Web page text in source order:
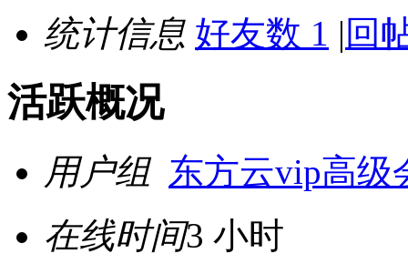
统计信息 好友数 1 | 回
活跃概况
用户组 东方云vip高级
在线时间3 小时